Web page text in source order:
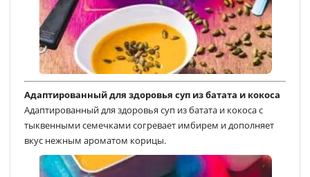
Адаптированный для здоровья суп из батата и кокоса
Адаптированный для здоровья суп из батата и кокоса с
тыквенными семечками согревает имбирем и дополняет
вкус нежным ароматом корицы.